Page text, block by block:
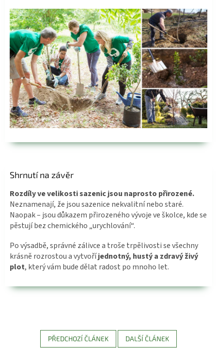
Shrnutí na závěr
Rozdíly ve velikosti sazenic jsou naprosto přirozené.
Neznamenají, že jsou sazenice nekvalitní nebo staré.
Naopak – jsou důkazem přirozeného vývoje ve školce, kde se
pěstují bez chemického „urychlování“.
Po výsadbě, správné zálivce a troše trpělivosti se všechny
krásně rozrostou a vytvoříjednotný, hustý a zdravý živý
plot, který vám bude dělat radost po mnoho let.
PŘEDCHOZÍ ČLÁNEK DALŠÍ ČLÁNEK